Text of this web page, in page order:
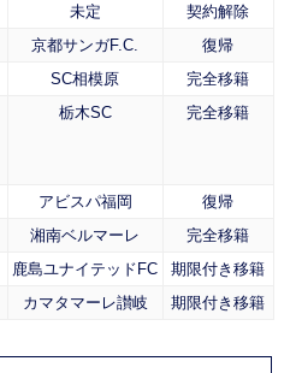
未定
契約解除
京都サンガF.C.
復帰
SC相模原
完全移籍
栃木SC 完全移籍
アビスパ福岡
復帰
湘南ベルマーレ
完全移籍
鹿島ユナイテッドFC
期限付き移籍
カマタマーレ讃岐 期限付き移籍